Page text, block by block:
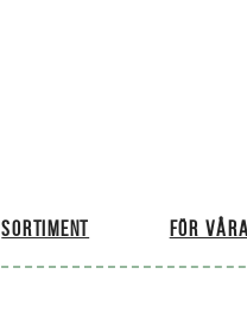
Sortiment För